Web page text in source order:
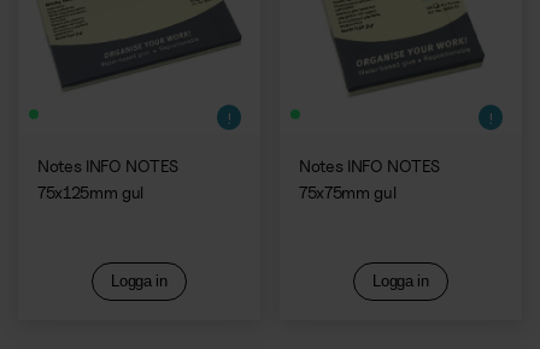
Kaffemaskiner
Notes INFO NOTES
75x125mm gul
Logga in
Notes INFO NOTES
75x75mm gul
Logga in